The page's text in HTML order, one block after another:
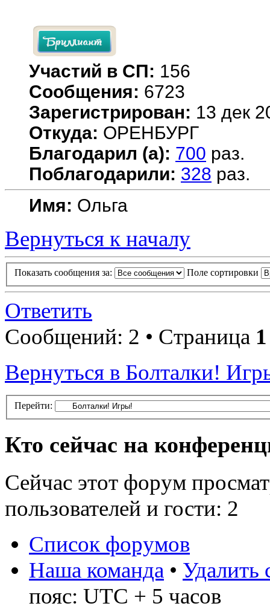
Участий в СП: 156
Сообщения: 6723
Зарегистрирован: 13 дек
Откуда: ОРЕНБУРГ
Благодарил (а): 700 раз.
Поблагодарили: 328 раз.
Имя: Ольга
Вернуться к началу
Показать сообщения за: Поле сортировки
Ответить
Сообщений: 2 • Страница 1
Вернуться в Болталки!
Перейти:
Кто сейчас на
Сейчас этот форум
пользователей и гости: 2
Список форумов
Наша команда • Удалить
пояс: UTC + 5 часов